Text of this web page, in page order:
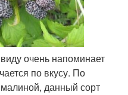
очень напоминает
по вкусу. По
данный сорт